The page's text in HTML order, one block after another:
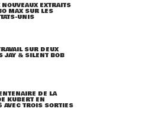
EXTRAITS
MAX SUR LES
UNIS
SUR DEUX
JAY & SILENT BOB
DE LA
KUBERT EN
TROIS SORTIES